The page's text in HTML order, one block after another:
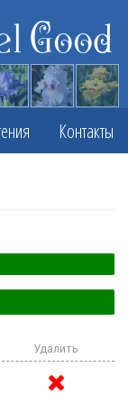
Good
Контакты
Удалить